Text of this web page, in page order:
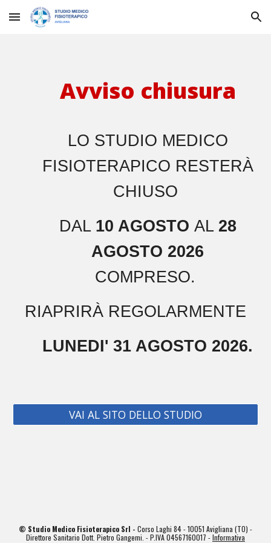
Skip to main content Skip to navigation
Avviso chiusura
LO STUDIO MEDICO
FISIOTERAPICO RESTERÀ
CHIUSO
DAL 10 AGOSTO AL 28
AGOSTO 2026
COMPRESO.
RIAPRIRÀ REGOLARMENTE
LUNEDI' 31 AGOSTO 2026.
VAI AL SITO DELLO STUDIO
© Studio Medico Fisioterapico Srl - Corso Laghi 84 - 10051 Avigliana (TO) -
Direttore Sanitario Dott. Pietro Gangemi. - P.IVA 04567160017 -Informativa